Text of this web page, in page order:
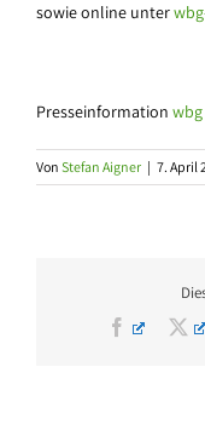
sowie online unter
Presseinformation wbg
Von Stefan Aigner | 7. April
Facebook
X